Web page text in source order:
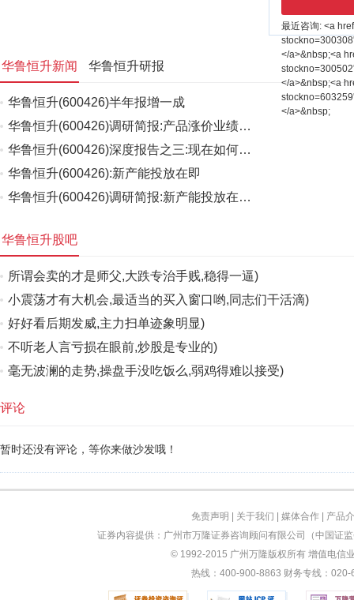
最近咨询: <a
</a>&nbsp;<a
</a>&nbsp;<a
</a>&nbsp;
华鲁恒升新闻 华鲁恒升研报
华鲁恒升(600426)半年报增一成
华鲁恒升(600426)调研简报:产品涨价业绩…
华鲁恒升(600426)深度报告之三:现在如何…
华鲁恒升(600426):新产能投放在即
华鲁恒升(600426)调研简报:新产能投放在…
华鲁恒升股吧
所谓会卖的才是师父,大跌专治手贱,稳得一逼)
小震荡才有大机会,最适当的买入窗口哟,同志们干活滴)
好好看后期发威,主力扫单迹象明显)
不听老人言亏损在眼前,炒股是专业的)
毫无波澜的走势,操盘手没吃饭么,弱鸡得难以接受)
评论
暂时还没有评论，等你来做沙发哦！
免责声明 关于我们 媒体合作
产品
证券内容提供：广州市万隆证券咨询顾问有限公司（中国证
© 1992-2015 广州万隆版权所有 增值电信
热线：400-900-8863 财务专线：